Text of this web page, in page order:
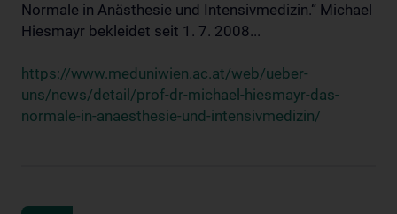
Normale in Anästhesie und Intensivmedizin.“ Michael
Hiesmayr bekleidet seit 1. 7. 2008...
https://www.meduniwien.ac.at/web/ueber-
uns/news/detail/prof-dr-michael-hiesmayr-das-
normale-in-anaesthesie-und-intensivmedizin/